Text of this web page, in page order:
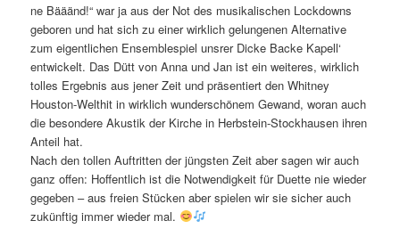
ne Bääänd!“ war ja aus der Not des musikalischen Lockdowns
geboren und hat sich zu einer wirklich gelungenen Alternative
zum eigentlichen Ensemblespiel unsrer Dicke Backe Kapell‘
entwickelt. Das Dütt von Anna und Jan ist ein weiteres, wirklich
tolles Ergebnis aus jener Zeit und präsentiert den Whitney
Houston-Welthit in wirklich wunderschönem Gewand, woran auch
die besondere Akustik der Kirche in Herbstein-Stockhausen ihren
Anteil hat.
Nach den tollen Auftritten der jüngsten Zeit aber sagen wir auch
ganz offen: Hoffentlich ist die Notwendigkeit für Duette nie wieder
gegeben – aus freien Stücken aber spielen wir sie sicher auch
zukünftig immer wieder mal.